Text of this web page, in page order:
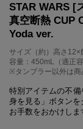
STAR WARS [
真空断熱 CUP
Yoda ver.
サイズ（約）高さ12×
容量：450mL（適正
※タンブラー以外は商
特別アイテムの不
身を見る」ボタンを
お手数をおかけしま